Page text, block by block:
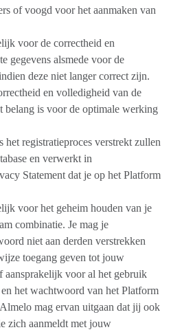
of voogd voor het aanmaken van
voor de correctheid en
gegevens alsmede voor de
deze niet langer correct zijn.
en volledigheid van de
belang is voor de optimale werking
het registratieproces verstrekt zullen
en verwerkt in
Statement dat je op het Platform
voor het geheim houden van je
combinatie. Je mag je
niet aan derden verstrekken
toegang geven tot jouw
aansprakelijk voor al het gebruik
het wachtwoord van het Platform
mag ervan uitgaan dat jij ook
zich aanmeldt met jouw